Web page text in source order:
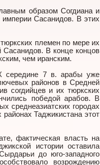
образом Согдиана и
Сасанидов. В этих
племен по мере их
Сасанидов. В конце концов
чем иранским.
середине 7 в. арабы уже
районов в Средней
согдийцев и их тюркских
победой арабов. В
среднеазиатских городах
Таджикистана этот
фактическая власть на
истории оставила
до юго-западного
возрождению